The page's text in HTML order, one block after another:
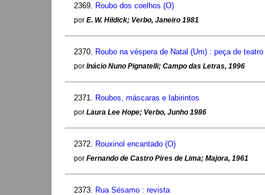
2369. Roubo dos coelhos (O)
por E. W. Hildick; Verbo, Janeiro 1981
2370. Roubo na véspera de Natal (Um) : peça de
por Inácio Nuno Pignatelli; Campo das Letras, 1996
2371. Roubos, máscaras e labirintos
por Laura Lee Hope; Verbo, Junho 1986
2372. Rouxinol encantado (O)
por Fernando de Castro Pires de Lima; Majora, 1961
2373. Rua Sésamo : revista